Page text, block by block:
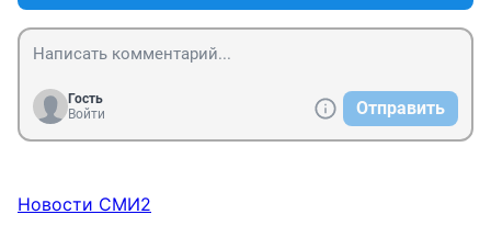
Гость
Войти
Отправить
Новости СМИ2